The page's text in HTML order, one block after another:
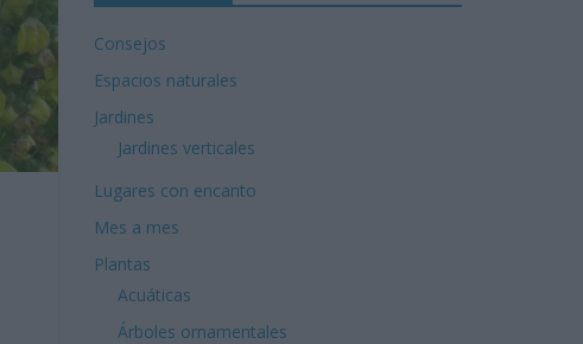
Consejos
Espacios naturales
Jardines
Jardines verticales
Lugares con encanto
Mes a mes
Plantas
Acuáticas
Árboles ornamentales